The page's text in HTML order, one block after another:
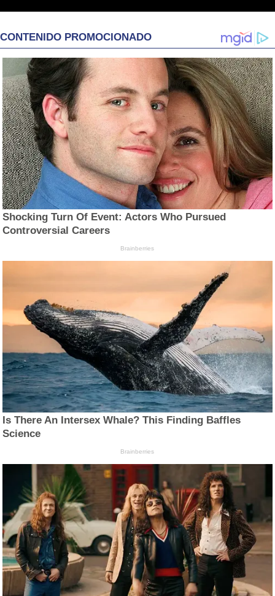
CONTENIDO PROMOCIONADO
Shocking Turn Of Event: Actors Who Pursued
Controversial Careers
Brainberries
Is There An Intersex Whale? This Finding Baffles
Science
Brainberries